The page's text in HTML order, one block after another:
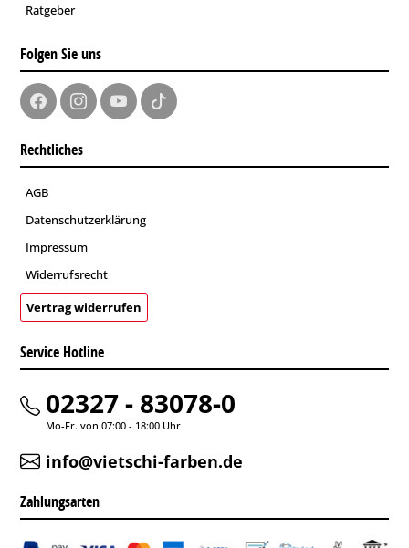
Ratgeber
Folgen Sie uns
Rechtliches
AGB
Datenschutzerklärung
Impressum
Widerrufsrecht
Vertrag widerrufen
Service Hotline
02327 - 83078-0
Mo-Fr. von 07:00 - 18:00 Uhr
info@vietschi-farben.de
Zahlungsarten